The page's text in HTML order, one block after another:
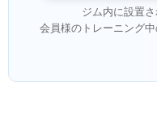
ジム内に設置さ
会員様のトレーニング